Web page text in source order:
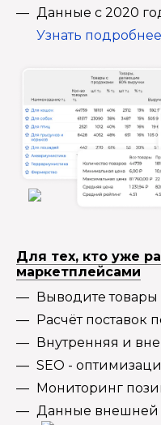
Данные с 2020
Узнать подробнее
Для тех, кто уже
маркетплейсами
Выводите товары
Расчёт поставок
Внутренняя и
SEO -
Мониторинг
Данные внешней